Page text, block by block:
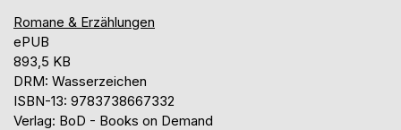
Romane & Erzählungen
ePUB
893,5 KB
DRM: Wasserzeichen
ISBN-13: 9783738667332
Verlag: BoD - Books on Demand